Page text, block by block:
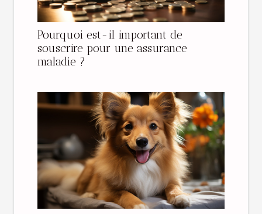
Pourquoi est-il important de
souscrire pour une assurance
maladie ?